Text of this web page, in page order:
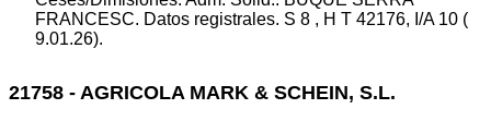
FRANCESC. Datos registrales. S 8 , H T 42176, I/A 10 (
9.01.26).
21758 - AGRICOLA MARK & SCHEIN, S.L.